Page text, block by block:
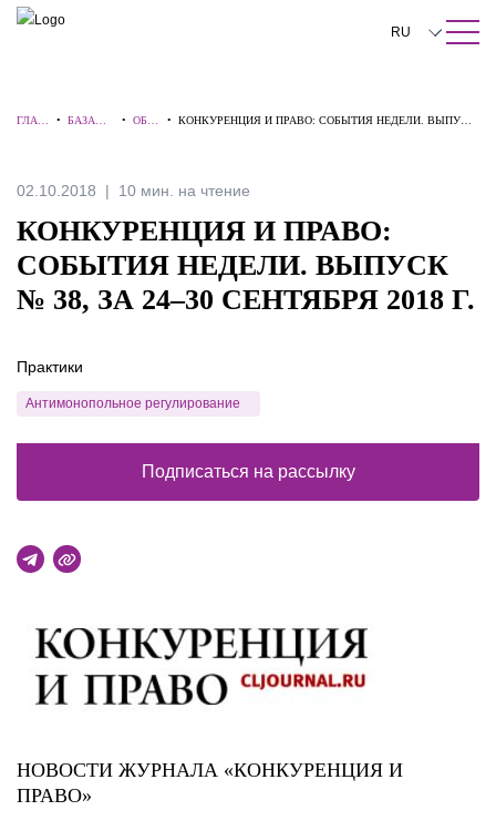
ПОИСК ПО САЙТУ Закрыть
RU
中文
Italiano
Español
ГЛАВ
• БАЗА
• ОБЗО
•КОНКУРЕНЦИЯ И ПРАВО: СОБЫТИЯ НЕДЕЛИ. ВЫПУСК
02.10.2018 10 мин. на чтение
КОНКУРЕНЦИЯ И ПРАВО:
СОБЫТИЯ НЕДЕЛИ. ВЫПУСК
№ 38, ЗА 24–30 СЕНТЯБРЯ 2018 Г.
НОВОСТИ ЖУРНАЛА «КОНКУРЕНЦИЯ И
ПРАВО»
Практики
Антимонопольное регулирование
Подписаться на рассылку